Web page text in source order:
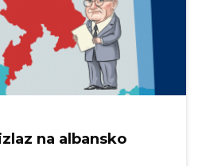
na albansko